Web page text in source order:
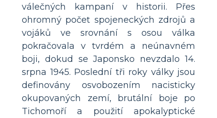
válečných kampaní v historii. Přes
ohromný počet spojeneckých zdrojů a
vojáků ve srovnání s osou válka
pokračovala v tvrdém a neúnavném
boji, dokud se Japonsko nevzdalo 14.
srpna 1945. Poslední tři roky války jsou
definovány osvobozením nacisticky
okupovaných zemí, brutální boje po
Tichomoří a použití apokalyptické